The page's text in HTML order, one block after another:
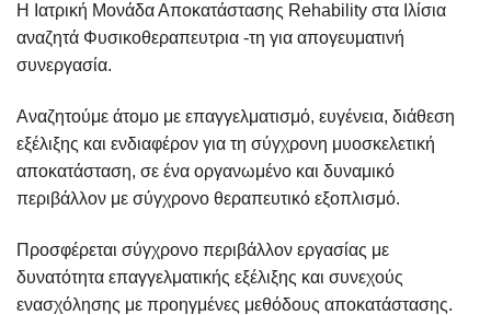
Η Ιατρική Μονάδα Αποκατάστασης Rehability στα Ιλίσια
αναζητά Φυσικοθεραπευτρια -τη για απογευματινή
συνεργασία.
Αναζητούμε άτομο με επαγγελματισμό, ευγένεια, διάθεση
εξέλιξης και ενδιαφέρον για τη σύγχρονη μυοσκελετική
αποκατάσταση, σε ένα οργανωμένο και δυναμικό
περιβάλλον με σύγχρονο θεραπευτικό εξοπλισμό.
Προσφέρεται σύγχρονο περιβάλλον εργασίας με
δυνατότητα επαγγελματικής εξέλιξης και συνεχούς
ενασχόλησης με προηγμένες μεθόδους αποκατάστασης.